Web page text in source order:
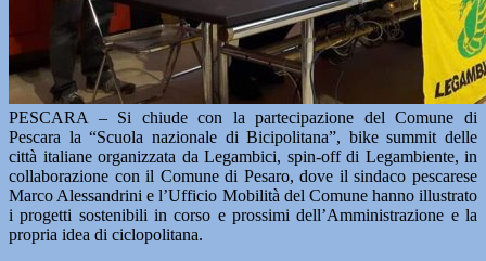
PESCARA – Si chiude con la partecipazione del Comune di
Pescara la “Scuola nazionale di Bicipolitana”, bike summit delle
città italiane organizzata da Legambici, spin-off di Legambiente, in
collaborazione con il Comune di Pesaro, dove il sindaco pescarese
Marco Alessandrini e l’Ufficio Mobilità del Comune hanno illustrato
i progetti sostenibili in corso e prossimi dell’Amministrazione e la
propria idea di ciclopolitana.